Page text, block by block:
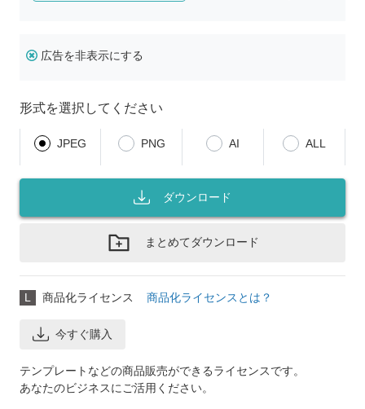
広告を非表示にする
形式を選択してください
JPEG PNG AI ALL
ダウンロード
まとめてダウンロード
L 商品化ライセンス 商品化ライセンスとは？
今すぐ購入
テンプレートなどの商品販売ができるライセンスです。
あなたのビジネスにご活用ください。